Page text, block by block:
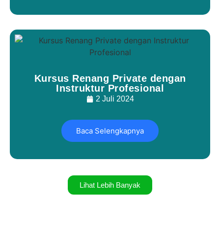
Kursus Renang Private dengan
Instruktur Profesional
2 Juli 2024
Baca Selengkapnya
Lihat Lebih Banyak